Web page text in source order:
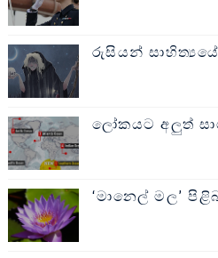
රුසියන් සාහිත්‍යයේ
ලෝකයට අලුත්
‘මානෙල් මල’